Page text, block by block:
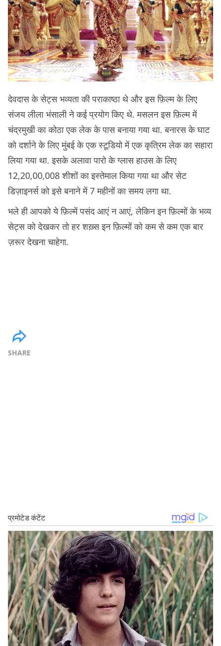
देवदास के सेट्स भव्यता की पराकाष्ठा थे और इस फ़िल्म के लिए
संजय लीला भंसाली ने कई प्रयोग किए थे. मसलन इस फ़िल्म में
चंद्रमुखी का कोठा एक लेक के पास बनाया गया था. बनारस के घाट
को दर्शाने के लिए मुंबई के एक स्टूडियो में एक कृत्रिम लेक का सहारा
लिया गया था. इसके अलावा पारो के ग्लास हाउस के लिए
12,20,00,008 शीशों का इस्तेमाल किया गया था और सेट
डिज़ाइनर्स को इसे बनाने में 7 महीनों का समय लगा था.
भले ही आपको ये फ़िल्में पसंद आएं न आएं, लेकिन इन फ़िल्मों के भव्य
सेट्स को देखकर तो हर शख़्स इन फ़िल्मों को कम से कम एक बार
ज़रूर देखना चाहेगा.
SHARE